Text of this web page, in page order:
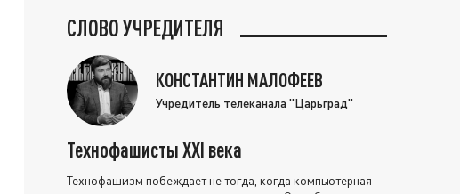
СЛОВО УЧРЕДИТЕЛЯ
КОНСТАНТИН МАЛОФЕЕВ
Учредитель телеканала "Царьград"
Технофашисты XXI века
Технофашизм побеждает не тогда, когда компьютерная